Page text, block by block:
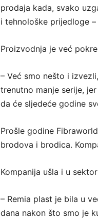
prodaja kada, svako
i tehnološke prijedloge
Proizvodnja je već
– Već smo nešto i
trenutno manje serije,
da će sljedeće godine
Prošle godine
brodova i brodica.
Kompanija ušla i u
– Remia plast je bila u
dana nakon što smo je